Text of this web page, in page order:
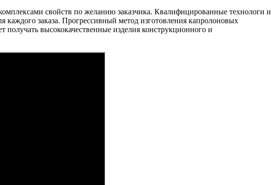
свойств по желанию заказчика. Квалифицированные технологи и
заказа. Прогрессивный метод изготовления капролоновых
высококачественные изделия конструкционного и